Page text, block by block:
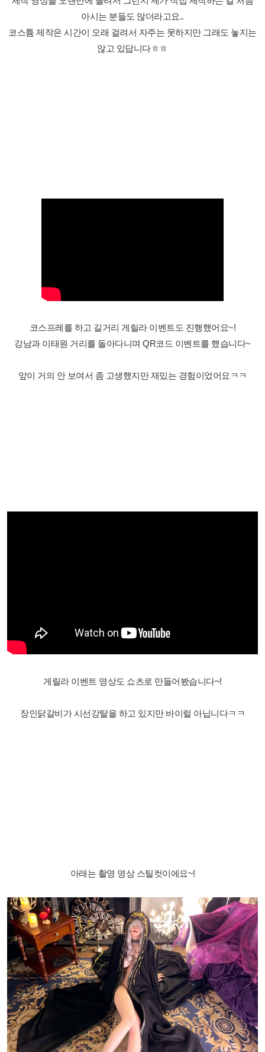
아시는 분들도 많더라고요..
코스튬 제작은 시간이 오래 걸려서 자주는 못하지만 그래도 놓지는
않고 있답니다ㅎㅎ
코스프레를 하고 길거리 게릴라 이벤트도 진행했어요~!
강남과 이태원 거리를 돌아다니며 QR코드 이벤트를 했습니다~
앞이 거의 안 보여서 좀 고생했지만 재밌는 경험이었어요ㅋㅋ
게릴라 이벤트 영상도 쇼츠로 만들어봤습니다~!
장인닭갈비가 시선강탈을 하고 있지만 바이럴 아닙니다ㅋㅋ
아래는 촬영 영상 스틸컷이에요~!